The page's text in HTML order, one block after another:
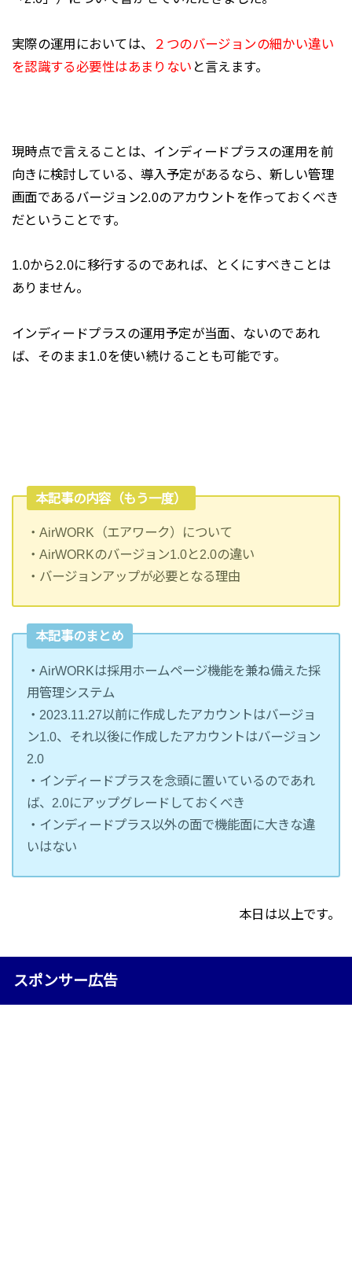
実際の運用においては、
２つのバージョンの細かい違い
を認識する必要性はあまりない と言えます。
現時点で言えることは、インディードプラスの運用を前
向きに検討している、導入予定があるなら、新しい管理
画面であるバージョン2.0のアカウントを作っておくべき
だということです。
1.0から2.0に移行するのであれば、とくにすべきことは
ありません。
インディードプラスの運用予定が当面、ないのであれ
ば、そのまま1.0を使い続けることも可能です。
本記事の内容（もう一度）
・AirWORK（エアワーク）について
・AirWORKのバージョン1.0と2.0の違い
・バージョンアップが必要となる理由
本記事のまとめ
・AirWORKは採用ホームページ機能を兼ね備えた採
用管理システム
・2023.11.27以前に作成したアカウントはバージョ
ン1.0、それ以後に作成したアカウントはバージョン
2.0
・インディードプラスを念頭に置いているのであれ
ば、2.0にアップグレードしておくべき
・インディードプラス以外の面で機能面に大きな違
いはない
本日は以上です。
スポンサー広告